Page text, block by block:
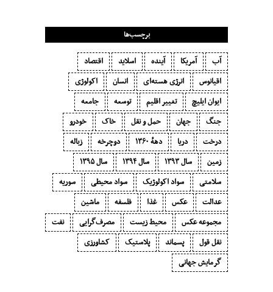
برچسب‌ها
آب آمریکا آینده اسلاید
اقتصاد
اقیانوس
انرژی هسته‌ای انسان
اکولوژی
ایوان ایلیچ
تغییر اقلیم توسعه
جامعه
جنگ
جهان حمل و نقل خاک
خودرو
درخت
دریا دههٔ ۱‍۳۶۰ دوچرخه
زباله
زمین
سال ۱۳۹۳ سال ۱۳۹۴
سال ۱۳۹۵
سلامتی
سواد اکولوژیک سواد محیطی
سوریه
عدالت
عکس غذا فلسفه
ماشین
مجموعه عکس
محیط زیست مصرف‌گرایی‬
نفت
نقل قول
پسماند پلاستیک
کشاورزی
گرمایش جهانی